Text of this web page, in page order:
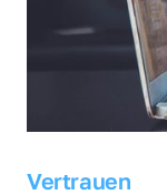
Vertrauen